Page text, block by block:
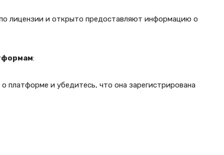
лицензии и открыто предоставляют информацию о
:
платформе и убедитесь, что она зарегистрирована